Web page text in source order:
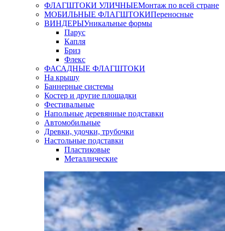
ФЛАГШТОКИ УЛИЧНЫЕМонтаж по всей стране
МОБИЛЬНЫЕ ФЛАГШТОКИПереносные
ВИНДЕРЫУникальные формы
Парус
Капля
Бриз
Флекс
ФАСАДНЫЕ ФЛАГШТОКИ
На крышу
Баннерные системы
Костер и другие площадки
Фестивальные
Напольные деревянные подставки
Автомобильные
Древки, удочки, трубочки
Настольные подставки
Пластиковые
Металлические